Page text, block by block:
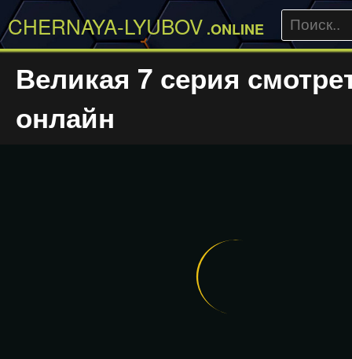
CHERNAYA-LYUBOV .ONLINE
Великая 7 серия
онлайн